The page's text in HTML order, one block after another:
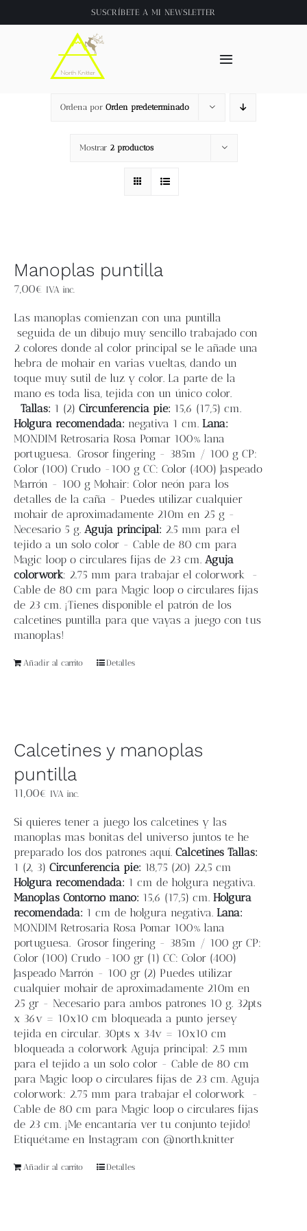
al
SUSCRÍBETE A MI NEWSLETTER
Toggle
Inicio
About
Tienda
Videos
Contacto
Newsletter
Carrito
Mi cuenta
Ordena por Orden predeterminado
Mostrar 2 productos
Manoplas puntilla
7,00€ IVA inc.
Las manoplas comienzan con una puntilla
seguida de un dibujo muy sencillo trabajado con
2 colores donde al color principal se le añade una
hebra de mohair en varias vueltas, dando un
toque muy sutil de luz y color. La parte de la
mano es toda lisa, tejida con un único color.
Tallas: 1 (2) Circunferencia pie: 15,6 (17,5) cm.
Holgura recomendada: negativa 1 cm. Lana:
MONDIM Retrosaria Rosa Pomar 100% lana
portuguesa. Grosor fingering - 385m / 100 g CP:
Color (100) Crudo -100 g CC: Color (400) Jaspeado
Marrón - 100 g Mohair: Color neón para los
detalles de la caña - Puedes utilizar cualquier
mohair de aproximadamente 210m en 25 g -
Necesario 5 g. Aguja principal: 2.5 mm para el
tejido a un solo color - Cable de 80 cm para
Magic loop o circulares fijas de 23 cm. Aguja
colorwork: 2.75 mm para trabajar el colorwork -
Cable de 80 cm para Magic loop o circulares fijas
de 23 cm. ¡Tienes disponible el patrón de los
calcetines puntilla para que vayas a juego con tus
manoplas!
Añadir al carrito Detalles
Calcetines y manoplas
puntilla
11,00€ IVA inc.
Si quieres tener a juego los calcetines y las
manoplas mas bonitas del universo juntos te he
preparado los dos patrones aquí. Calcetines Tallas:
1 (2, 3) Circunferencia pie: 18,75 (20) 22,5 cm
Holgura recomendada: 1 cm de holgura negativa.
Manoplas Contorno mano: 15,6 (17,5) cm. Holgura
recomendada: 1 cm de holgura negativa. Lana:
MONDIM Retrosaria Rosa Pomar 100% lana
portuguesa. Grosor fingering - 385m / 100 gr CP:
Color (100) Crudo -100 gr (1) CC: Color (400)
Jaspeado Marrón - 100 gr (2) Puedes utilizar
cualquier mohair de aproximadamente 210m en
25 gr - Necesario para ambos patrones 10 g. 32pts
x 36v = 10x10 cm bloqueada a punto jersey
tejida en circular. 30pts x 34v = 10x10 cm
bloqueada a colorwork Aguja principal: 2.5 mm
para el tejido a un solo color - Cable de 80 cm
para Magic loop o circulares fijas de 23 cm. Aguja
colorwork: 2.75 mm para trabajar el colorwork -
Cable de 80 cm para Magic loop o circulares fijas
de 23 cm. ¡Me encantaría ver tu conjunto tejido!
Etiquétame en Instagram con @north.knitter
Añadir al carrito Detalles